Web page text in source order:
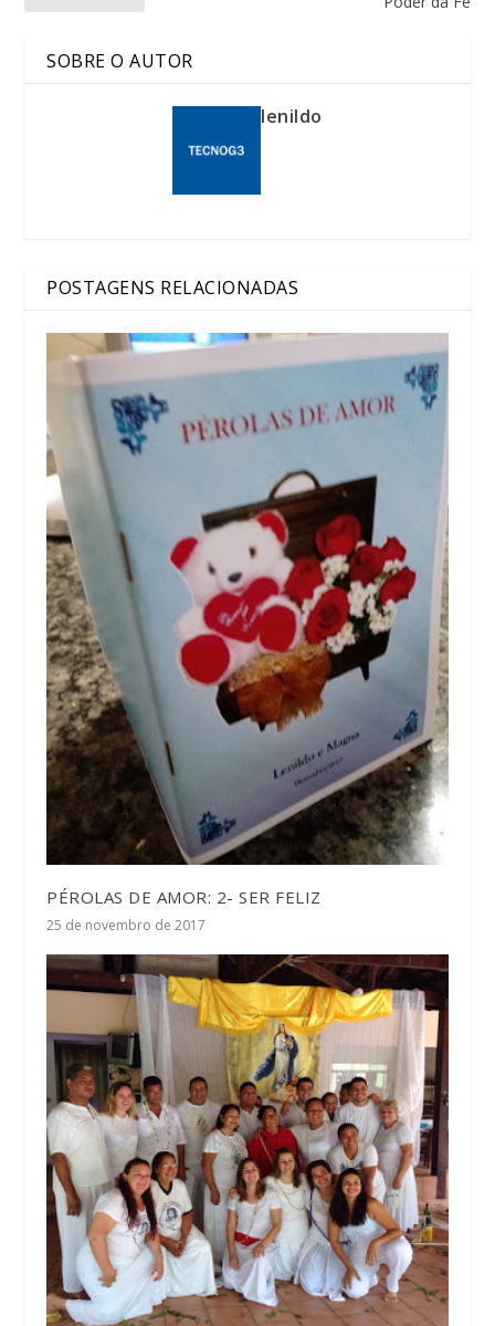
SOBRE O AUTOR
lenildo
POSTAGENS RELACIONADAS
PÉROLAS DE AMOR: 2- SER FELIZ
25 de novembro de 2017